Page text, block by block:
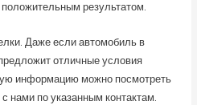
результатом.
Даже если автомобиль в
отличные условия
информацию можно посмотреть
нами по указанным контактам.